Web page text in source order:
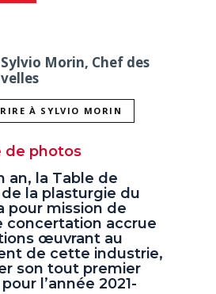
Morin, Chef des
À SYLVIO MORIN
de photos
an, la Table de
la plasturgie du
pour mission de
concertation accrue
œuvrant au
de cette industrie,
son tout premier
l’année 2021-